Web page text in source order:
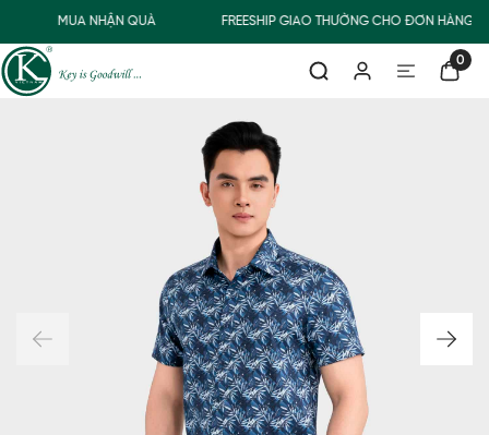
MUA NHẬN QUÀ FREESHIP GIAO THƯỜNG CHO ĐƠN HÀNG
0